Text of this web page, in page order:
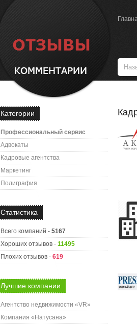
Категории
Профессиональный сервис
Адвокаты
Кадровые агентства
Маркетинг
Полиграфия
Статистика
Всего компаний - 5167
Хороших отзывов - 11495
Плохих отзывов - 619
Лучшие компании
Агентство недвижимости «VR»
Компания «Натусана»